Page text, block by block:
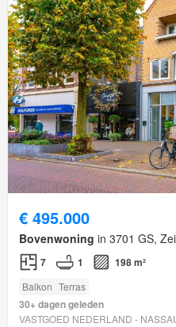
€ 495.000
Bovenwoning in 3701 GS,
7 1 198 m²
Balkon Terras
30+ dagen geleden
VASTGOED NEDERLAND -